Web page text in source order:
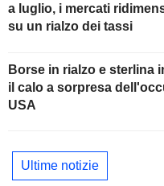
a luglio, i mercati
su un rialzo dei tassi
Borse in rialzo e sterlina
il calo a sorpresa
USA
Ultime notizie